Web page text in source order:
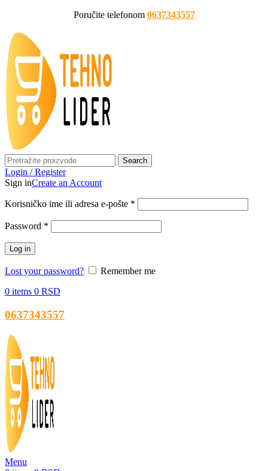
Poručite telefonom 0637343557
Search
Login / Register
Sign inCreate an Account
Korisničko ime ili adresa e-pošte *
Password *
Log in
Lost your password?
Remember me
0 items 0 RSD
0637343557
Menu